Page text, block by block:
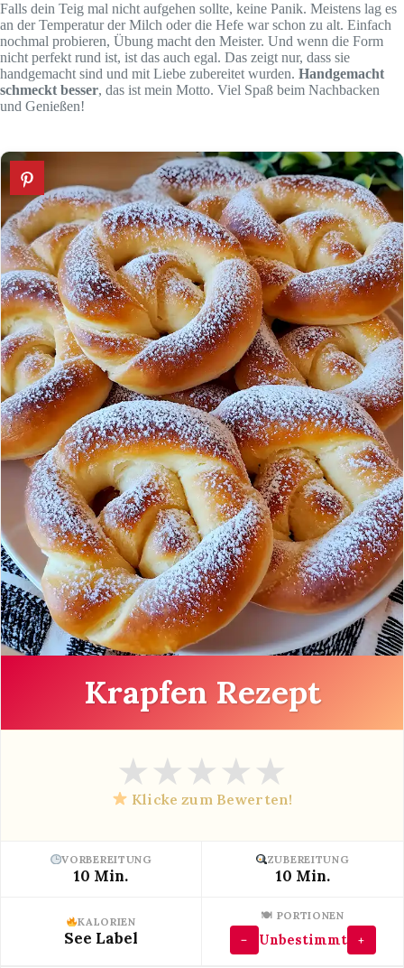
Falls dein Teig mal nicht aufgehen sollte, keine Panik. Meistens lag es
an der Temperatur der Milch oder die Hefe war schon zu alt. Einfach
nochmal probieren, Übung macht den Meister. Und wenn die Form
nicht perfekt rund ist, ist das auch egal. Das zeigt nur, dass sie
handgemacht sind und mit Liebe zubereitet wurden. Handgemacht
schmeckt besser, das ist mein Motto. Viel Spaß beim Nachbacken
und Genießen!
Krapfen Rezept
★★★★★
Klicke zum Bewerten!
VORBEREITUNG
10 Min.
ZUBEREITUNG
10 Min.
KALORIEN
See Label
🍽 PORTIONEN
− Unbestimmt +